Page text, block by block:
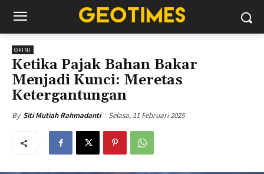
OPINI
Ketika Pajak Bahan Bakar
Menjadi Kunci: Meretas
Ketergantungan
By Siti Mutiah Rahmadanti Selasa, 11 Februari 2025